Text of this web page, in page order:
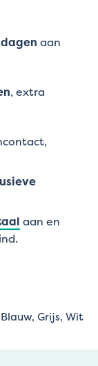
aan
, extra
aan en
Blauw, Grijs, Wit